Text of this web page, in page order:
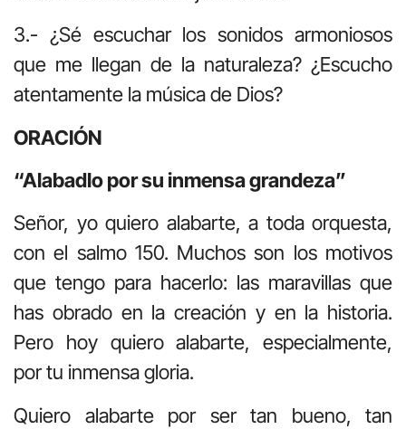
3.- ¿Sé escuchar los sonidos armoniosos
que me llegan de la naturaleza? ¿Escucho
atentamente la música de Dios?
ORACIÓN
“Alabadlo por su inmensa grandeza”
Señor, yo quiero alabarte, a toda orquesta,
con el salmo 150. Muchos son los motivos
que tengo para hacerlo: las maravillas que
has obrado en la creación y en la historia.
Pero hoy quiero alabarte, especialmente,
por tu inmensa gloria.
Quiero alabarte por ser tan bueno, tan